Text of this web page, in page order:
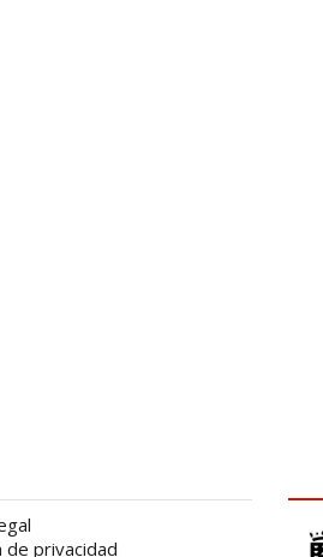
de privacidad